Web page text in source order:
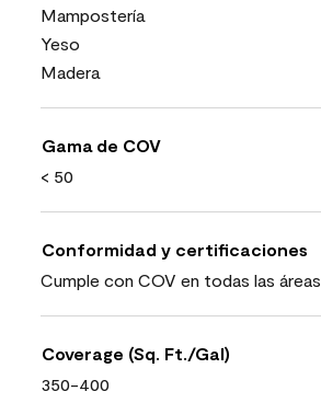
Mampostería
Yeso
Madera
Gama de COV
< 50
Conformidad y certificaciones
Cumple con COV en todas las áreas
Coverage (Sq. Ft./Gal)
350-400